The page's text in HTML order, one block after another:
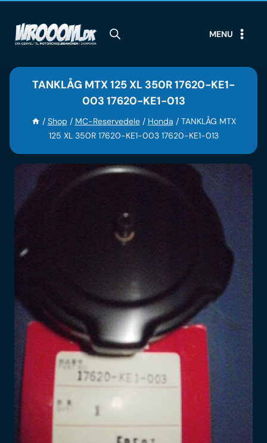
content
MENU
TANKLÅG MTX 125 XL 350R 17620-KE1-
003 17620-KE1-013
/ Shop / MC-Reservedele / Honda / TANKLÅG MTX
125 XL 350R 17620-KE1-003 17620-KE1-013